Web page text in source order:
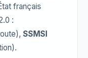
français
:
SSMSI